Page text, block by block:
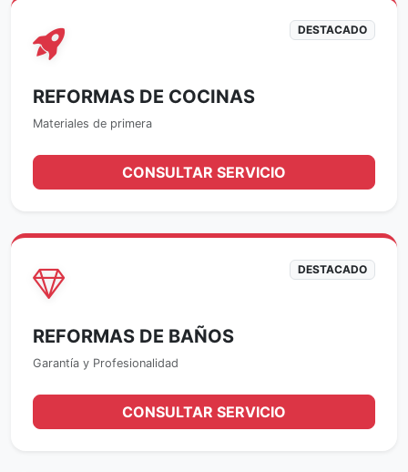
DESTACADO
REFORMAS DE COCINAS
Materiales de primera
CONSULTAR SERVICIO
DESTACADO
REFORMAS DE BAÑOS
Garantía y Profesionalidad
CONSULTAR SERVICIO